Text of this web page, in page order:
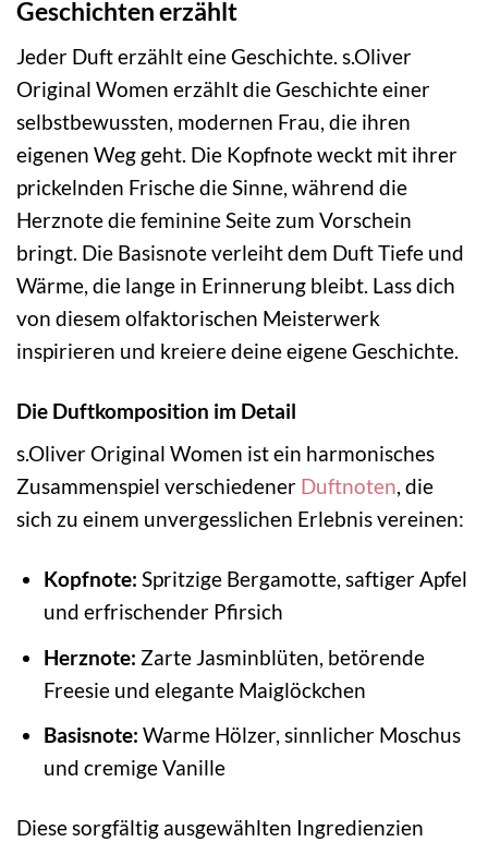
Geschichten erzählt
Jeder Duft erzählt eine Geschichte. s.Oliver
Original Women erzählt die Geschichte einer
selbstbewussten, modernen Frau, die ihren
eigenen Weg geht. Die Kopfnote weckt mit ihrer
prickelnden Frische die Sinne, während die
Herznote die feminine Seite zum Vorschein
bringt. Die Basisnote verleiht dem Duft Tiefe und
Wärme, die lange in Erinnerung bleibt. Lass dich
von diesem olfaktorischen Meisterwerk
inspirieren und kreiere deine eigene Geschichte.
Die Duftkomposition im Detail
s.Oliver Original Women ist ein harmonisches
Zusammenspiel verschiedener Duftnoten, die
sich zu einem unvergesslichen Erlebnis vereinen:
Kopfnote: Spritzige Bergamotte, saftiger Apfel
und erfrischender Pfirsich
Herznote: Zarte Jasminblüten, betörende
Freesie und elegante Maiglöckchen
Basisnote: Warme Hölzer, sinnlicher Moschus
und cremige Vanille
Diese sorgfältig ausgewählten Ingredienzien